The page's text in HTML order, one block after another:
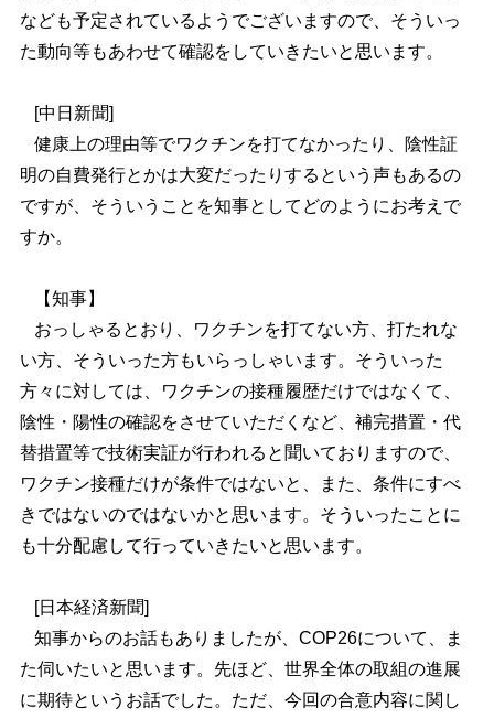
なども予定されているようでございますので、そういっ
た動向等もあわせて確認をしていきたいと思います。
[中日新聞]
健康上の理由等でワクチンを打てなかったり、陰性証
明の自費発行とかは大変だったりするという声もあるの
ですが、そういうことを知事としてどのようにお考えで
すか。
【知事】
おっしゃるとおり、ワクチンを打てない方、打たれな
い方、そういった方もいらっしゃいます。そういった
方々に対しては、ワクチンの接種履歴だけではなくて、
陰性・陽性の確認をさせていただくなど、補完措置・代
替措置等で技術実証が行われると聞いておりますので、
ワクチン接種だけが条件ではないと、また、条件にすべ
きではないのではないかと思います。そういったことに
も十分配慮して行っていきたいと思います。
[日本経済新聞]
知事からのお話もありましたが、COP26について、ま
た伺いたいと思います。先ほど、世界全体の取組の進展
に期待というお話でした。ただ、今回の合意内容に関し